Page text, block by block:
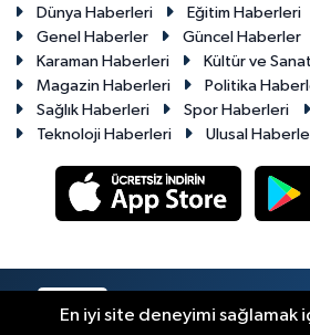
Dünya Haberleri
Eğitim Haberleri
Genel Haberler
Güncel Haberler
Karaman Haberleri
Kültür ve
Magazin Haberleri
Politika
Sağlık Haberleri
Spor Haberleri
Teknoloji Haberleri
Ulusal
En iyi site deneyimi sağlamak